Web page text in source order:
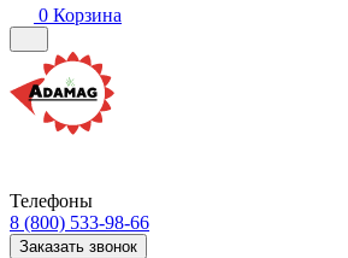
0 Корзина
Телефоны
8 (800) 533-98-66
Заказать звонок